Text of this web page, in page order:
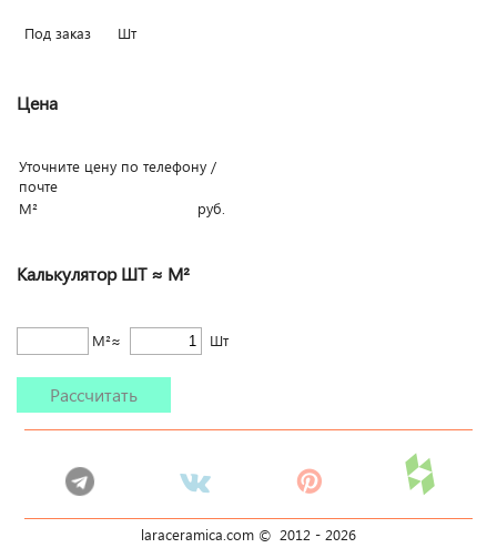
Под заказ Шт
Цена
Уточните цену по телефону /
почте
М²
руб.
Калькулятор ШТ ≈ М²
М²≈ Шт
Рассчитать
laraceramica.com © 2012 - 2026